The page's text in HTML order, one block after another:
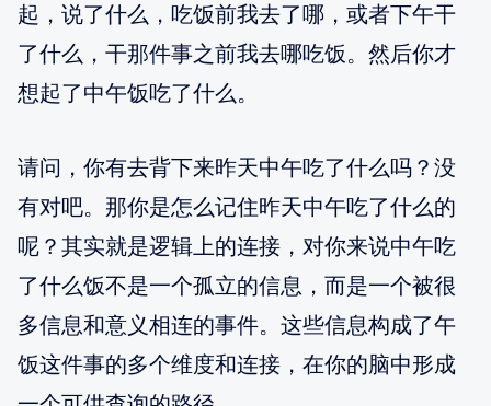
起，说了什么，吃饭前我去了哪，或者下午干
了什么，干那件事之前我去哪吃饭。然后你才
想起了中午饭吃了什么。
请问，你有去背下来昨天中午吃了什么吗？没
有对吧。那你是怎么记住昨天中午吃了什么的
呢？其实就是逻辑上的连接，对你来说中午吃
了什么饭不是一个孤立的信息，而是一个被很
多信息和意义相连的事件。这些信息构成了午
饭这件事的多个维度和连接，在你的脑中形成